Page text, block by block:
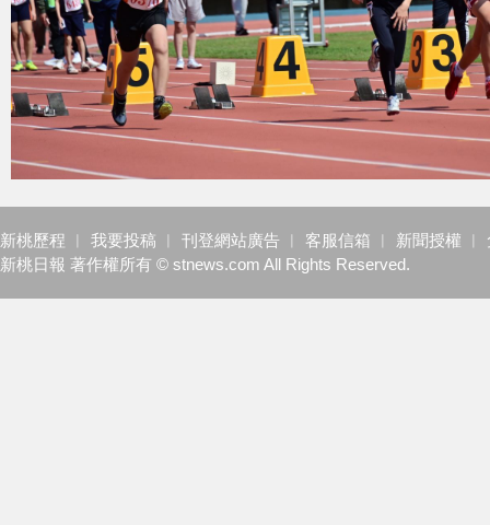
新桃歷程 ︱ 我要投稿 ︱ 刊登網站廣告 ︱ 客服信箱 ︱ 新聞授權 ︱
新桃日報 著作權所有 © stnews.com All Rights Reserved.